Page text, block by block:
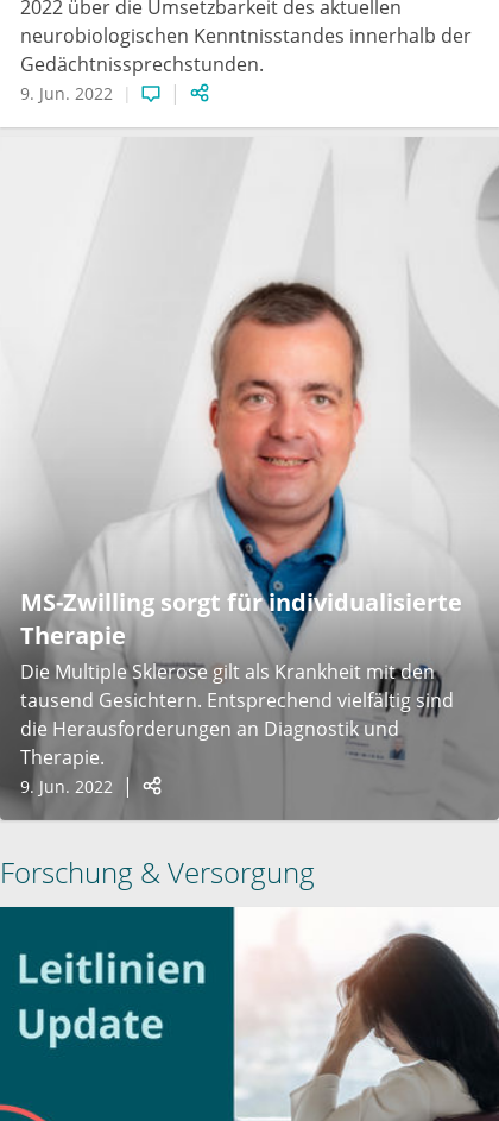
2022 über die Umsetzbarkeit des aktuellen
neurobiologischen Kenntnisstandes innerhalb der
Gedächtnissprechstunden.
9. Jun. 2022
MS-Zwilling sorgt für individualisierte
Therapie
Die Multiple Sklerose gilt als Krankheit mit den
tausend Gesichtern. Entsprechend vielfältig sind
die Herausforderungen an Diagnostik und
Therapie.
9. Jun. 2022
Forschung & Versorgung